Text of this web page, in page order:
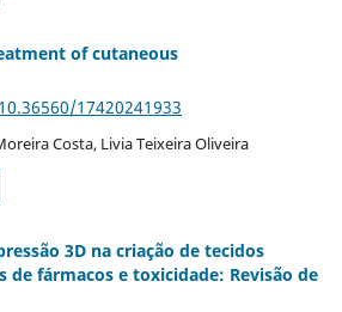
of cutaneous
17420241933
Costa, Livia Teixeira Oliveira
3D na criação de tecidos
de fármacos e toxicidade: Revisão de